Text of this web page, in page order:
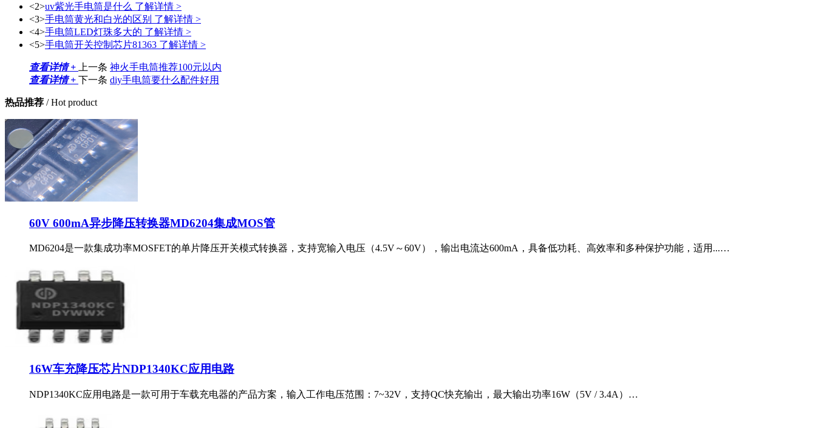
<2>uv紫光手电筒是什么 了解详情 >
<3>手电筒黄光和白光的区别 了解详情 >
<4>手电筒LED灯珠多大的 了解详情 >
<5>手电筒开关控制芯片81363 了解详情 >
查看详情 + 上一条 神火手电筒推荐100元以内
查看详情 + 下一条 diy手电筒要什么配件好用
热品推荐 / Hot product
60V 600mA异步降压转换器MD6204集成MOS管
MD6204是一款集成功率MOSFET的单片降压开关模式转换器，支持宽输入电压（4.5V～60V），输出电流达600mA，具备低功耗、高效率和多种保护功能，适用...…
16W车充降压芯片NDP1340KC应用电路
NDP1340KC应用电路是一款可用于车载充电器的产品方案，输入工作电压范围：7~32V，支持QC快充输出，最大输出功率16W（5V / 3.4A）…